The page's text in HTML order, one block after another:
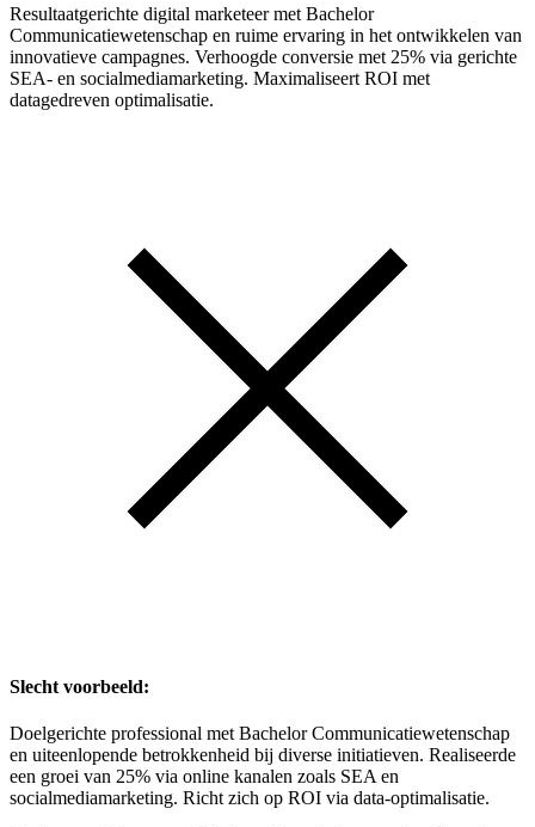
Resultaatgerichte digital marketeer met Bachelor
Communicatiewetenschap en ruime ervaring in het ontwikkelen van
innovatieve campagnes. Verhoogde conversie met 25% via gerichte
SEA- en socialmediamarketing. Maximaliseert ROI met
datagedreven optimalisatie.
Slecht voorbeeld:
Doelgerichte professional met Bachelor Communicatiewetenschap
en uiteenlopende betrokkenheid bij diverse initiatieven. Realiseerde
een groei van 25% via online kanalen zoals SEA en
socialmediamarketing. Richt zich op ROI via data-optimalisatie.